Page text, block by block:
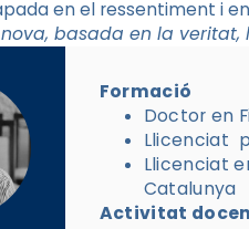
en el ressentiment i
basada en la veritat,
Formació
Doctor en
Llicenciat
Llicenciat
Catalunya
Activitat